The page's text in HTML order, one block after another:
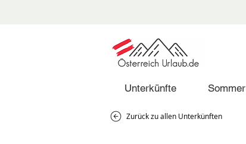
Unterkünfte Sommer
Zurück zu allen Unterkünften